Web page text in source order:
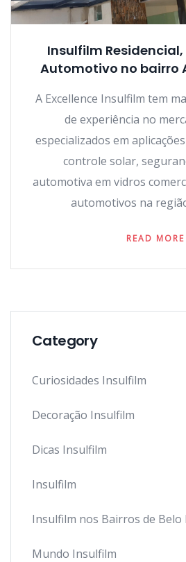
Insulfilm
Automotivo no bairro
A Excellence Insulfilm tem
de experiência no
especializados em
controle solar,
automotiva em vidros
automotivos na
READ MORE
Category
Curiosidades Insulfilm
Decoração Insulfilm
Dicas Insulfilm
Insulfilm
Insulfilm nos Bairros de
Mundo Insulfilm